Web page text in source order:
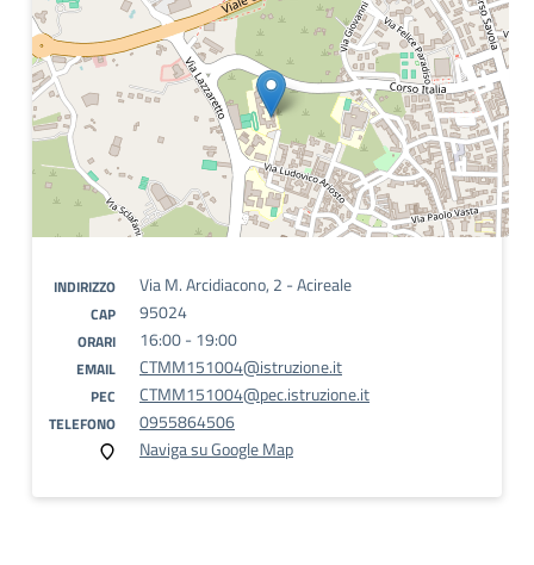
INDIRIZZO Via M. Arcidiacono, 2 - Acireale
CAP 95024
ORARI 16:00 - 19:00
EMAIL CTMM151004@istruzione.it
PEC CTMM151004@pec.istruzione.it
TELEFONO
0955864506
Naviga su Google Map